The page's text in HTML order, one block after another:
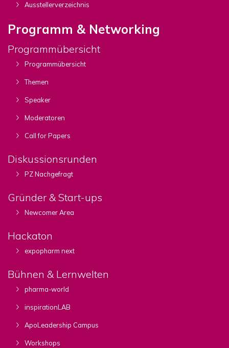
Ausstellerverzeichnis
Programm & Networking
Programmübersicht
Programmübersicht
Themen
Speaker
Moderatoren
Call for Papers
Diskussionsrunden
PZ Nachgefragt
Gründer & Start-ups
Newcomer Area
Hackaton
expopharm next
Bühnen & Lernwelten
pharma-world
inspirationLAB
ApoLeadership Campus
Workshops